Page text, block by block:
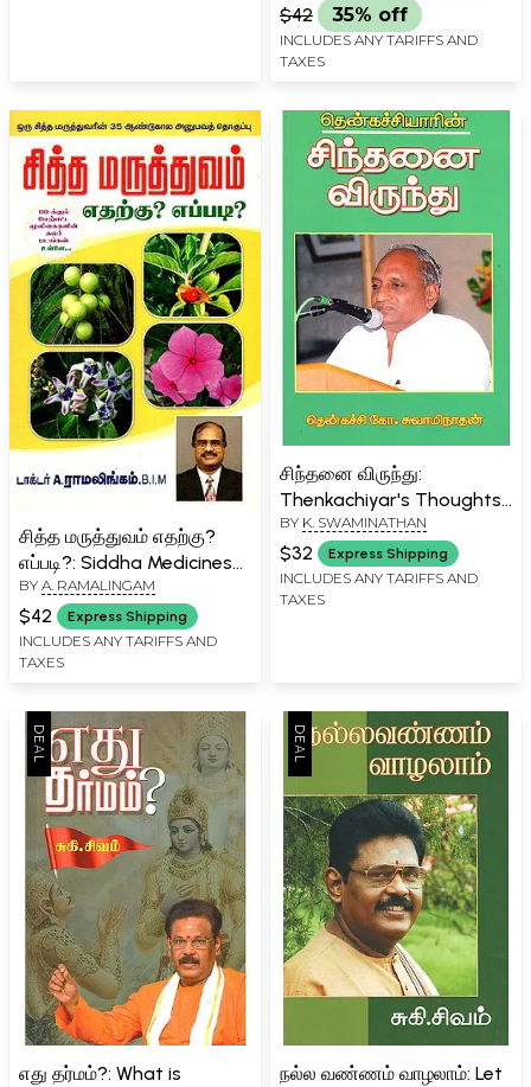
$42 35% off
INCLUDES ANY TARIFFS AND
TAXES
சித்த மருத்துவம் எதற்கு?
எப்படி?: Siddha Medicines
Why and How? (Tamil)
BY A. RAMALINGAM
$42 Express Shipping
INCLUDES ANY TARIFFS AND
TAXES
சிந்தனை விருந்து:
Thenkachiyar's Thoughts
(Tamil)
BY K. SWAMINATHAN
$32 Express Shipping
INCLUDES ANY TARIFFS AND
TAXES
எது தர்மம்?: What is
நல்ல வண்ணம் வாழலாம்: Let